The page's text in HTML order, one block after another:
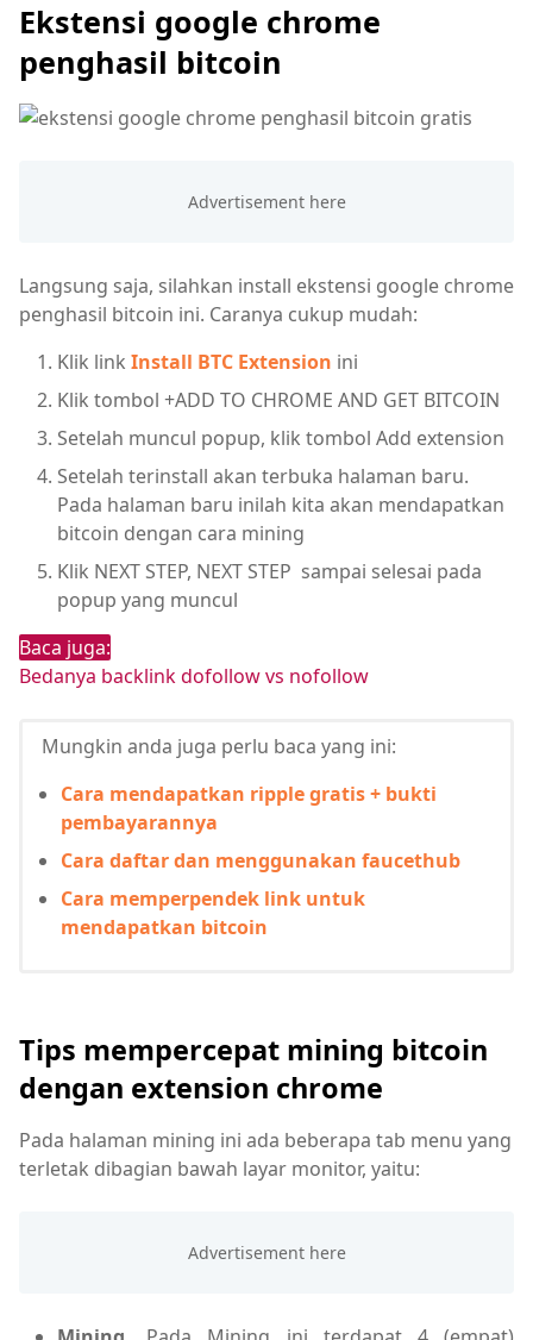
Ekstensi google chrome
penghasil bitcoin
Langsung saja, silahkan install ekstensi google chrome
penghasil bitcoin ini. Caranya cukup mudah:
Klik link Install BTC Extension ini
Klik tombol +ADD TO CHROME AND GET BITCOIN
Setelah muncul popup, klik tombol Add extension
Setelah terinstall akan terbuka halaman baru.
Pada halaman baru inilah kita akan mendapatkan
bitcoin dengan cara mining
Klik NEXT STEP, NEXT STEP sampai selesai pada
popup yang muncul
Baca juga:
Bedanya backlink dofollow vs nofollow
Mungkin anda juga perlu baca yang ini:
Cara mendapatkan ripple gratis + bukti
pembayarannya
Cara daftar dan menggunakan faucethub
Cara memperpendek link untuk
mendapatkan bitcoin
Tips mempercepat mining bitcoin
dengan extension chrome
Pada halaman mining ini ada beberapa tab menu yang
terletak dibagian bawah layar monitor, yaitu: